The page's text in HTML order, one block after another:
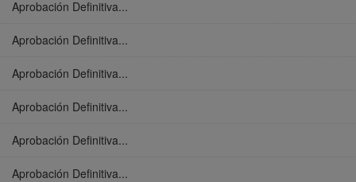
Aprobación Definitiva...
Aprobación Definitiva...
Aprobación Definitiva...
Aprobación Definitiva...
Aprobación Definitiva...
Aprobación Definitiva...